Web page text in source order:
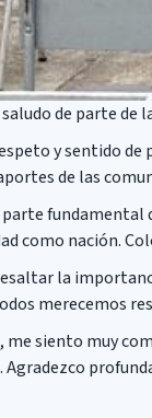
de parte
y sentido
de las
fundamental
como nación.
la
merecemos
siento muy